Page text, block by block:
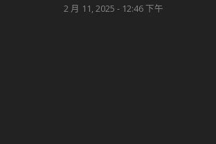
2 月 11, 2025 - 12:46 下午